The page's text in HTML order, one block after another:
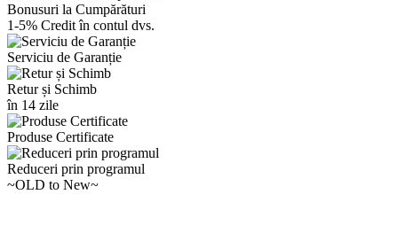
Bonusuri la Cumpărături
1-5% Credit în contul dvs.
Serviciu de Garanție
Retur și Schimb
în 14 zile
Produse Certificate
Reduceri prin programul
~OLD to New~